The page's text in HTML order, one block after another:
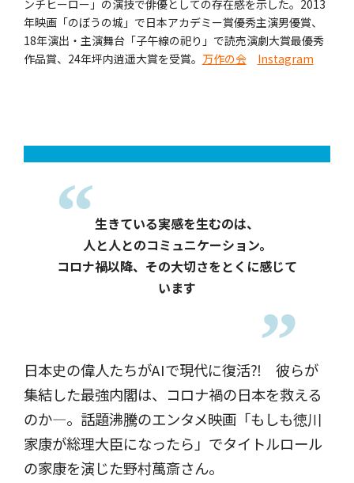
ンチヒーロー」の演技で俳優としての存在感を示した。2013
年映画「のぼうの城」で日本アカデミー賞優秀主演男優賞、
18年演出・主演舞台「子午線の祀り」で読売演劇大賞最優秀
作品賞、24年坪内逍遥大賞を受賞。 万作の会 Instagram
生きている実感を生むのは、
人と人とのコミュニケーション。
コロナ禍以降、その大切さをとくに感じて
います
日本史の偉人たちがAIで現代に復活⁈ 彼らが
集結した最強内閣は、コロナ禍の日本を救える
のか―。話題沸騰のエンタメ映画「もしも徳川
家康が総理大臣になったら」でタイトルロール
の家康を演じた野村萬斎さん。